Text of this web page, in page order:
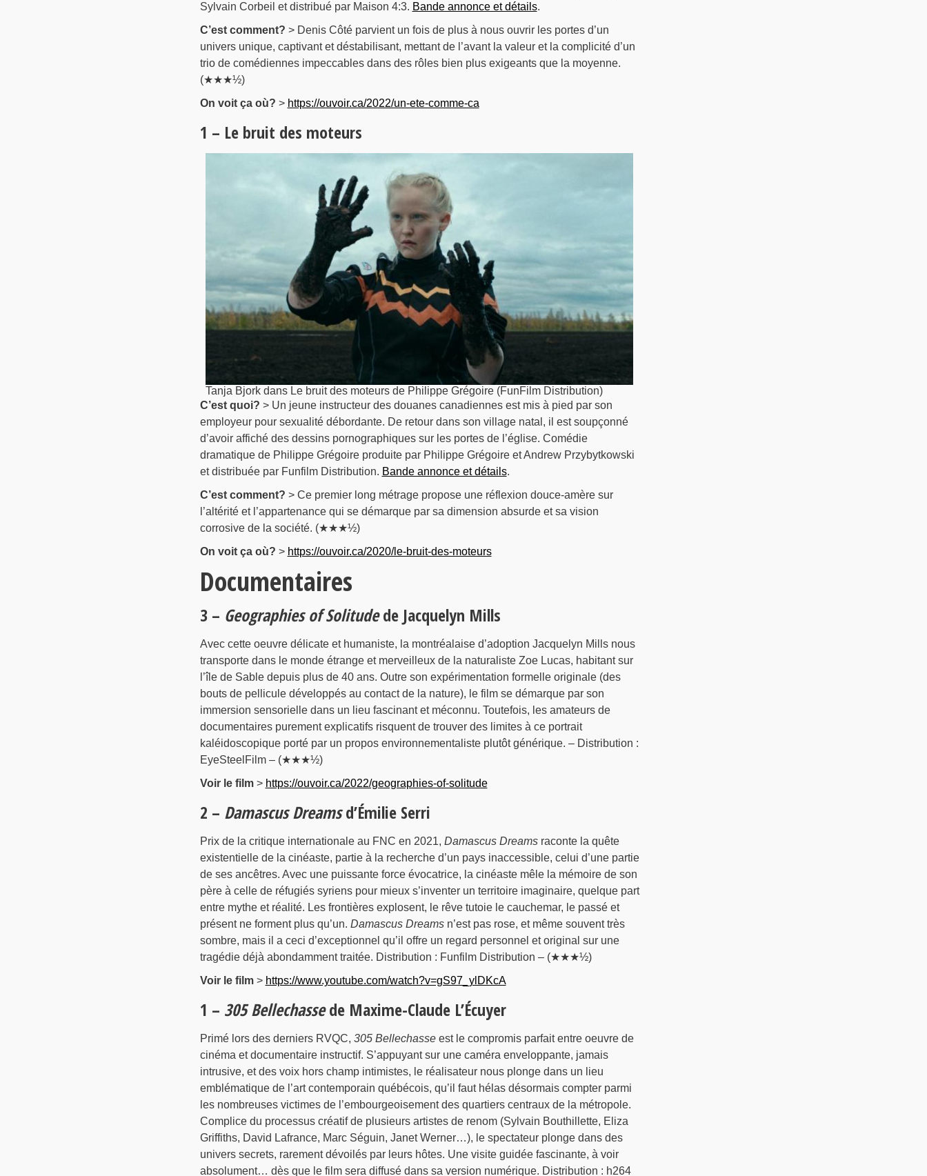
Sylvain Corbeil et distribué par Maison 4:3. Bande annonce et détails.
C’est comment? > Denis Côté parvient un fois de plus à nous ouvrir les portes d’un
univers unique, captivant et déstabilisant, mettant de l’avant la valeur et la complicité d’un
trio de comédiennes impeccables dans des rôles bien plus exigeants que la moyenne.
(★★★½)
On voit ça où? > https://ouvoir.ca/2022/un-ete-comme-ca
1 – Le bruit des moteurs
Tanja Bjork dans Le bruit des moteurs de Philippe Grégoire (FunFilm Distribution)
C’est quoi? > Un jeune instructeur des douanes canadiennes est mis à pied par son
employeur pour sexualité débordante. De retour dans son village natal, il est soupçonné
d’avoir affiché des dessins pornographiques sur les portes de l’église. Comédie
dramatique de Philippe Grégoire produite par Philippe Grégoire et Andrew Przybytkowski
et distribuée par Funfilm Distribution. Bande annonce et détails.
C’est comment? > Ce premier long métrage propose une réflexion douce-amère sur
l’altérité et l’appartenance qui se démarque par sa dimension absurde et sa vision
corrosive de la société. (★★★½)
On voit ça où? > https://ouvoir.ca/2020/le-bruit-des-moteurs
Documentaires
3 – Geographies of Solitudede Jacquelyn Mills
Avec cette oeuvre délicate et humaniste, la montréalaise d’adoption Jacquelyn Mills nous
transporte dans le monde étrange et merveilleux de la naturaliste Zoe Lucas, habitant sur
l’île de Sable depuis plus de 40 ans. Outre son expérimentation formelle originale (des
bouts de pellicule développés au contact de la nature), le film se démarque par son
immersion sensorielle dans un lieu fascinant et méconnu. Toutefois, les amateurs de
documentaires purement explicatifs risquent de trouver des limites à ce portrait
kaléidoscopique porté par un propos environnementaliste plutôt générique. – Distribution :
EyeSteelFilm – (★★★½)
Voir le film> https://ouvoir.ca/2022/geographies-of-solitude
2 – Damascus Dreamsd’Émilie Serri
Prix de la critique internationale au FNC en 2021, Damascus Dreamsraconte la quête
existentielle de la cinéaste, partie à la recherche d’un pays inaccessible, celui d’une partie
de ses ancêtres. Avec une puissante force évocatrice, la cinéaste mêle la mémoire de son
père à celle de réfugiés syriens pour mieux s’inventer un territoire imaginaire, quelque part
entre mythe et réalité. Les frontières explosent, le rêve tutoie le cauchemar, le passé et
présent ne forment plus qu’un. Damascus Dreamsn’est pas rose, et même souvent très
sombre, mais il a ceci d’exceptionnel qu’il offre un regard personnel et original sur une
tragédie déjà abondamment traitée. Distribution : Funfilm Distribution – (★★★½)
Voir le film> https://www.youtube.com/watch?v=gS97_ylDKcA
1 – 305 Bellechassede Maxime-Claude L’Écuyer
Primé lors des derniers RVQC, 305 Bellechasseest le compromis parfait entre oeuvre de
cinéma et documentaire instructif. S’appuyant sur une caméra enveloppante, jamais
intrusive, et des voix hors champ intimistes, le réalisateur nous plonge dans un lieu
emblématique de l’art contemporain québécois, qu’il faut hélas désormais compter parmi
les nombreuses victimes de l’embourgeoisement des quartiers centraux de la métropole.
Complice du processus créatif de plusieurs artistes de renom (Sylvain Bouthillette, Eliza
Griffiths, David Lafrance, Marc Séguin, Janet Werner…), le spectateur plonge dans des
univers secrets, rarement dévoilés par leurs hôtes. Une visite guidée fascinante, à voir
absolument… dès que le film sera diffusé dans sa version numérique. Distribution : h264